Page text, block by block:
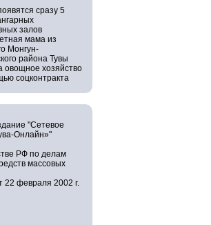
сразу 5
залов
мама из
Монгун-
района Тувы
овощное хозяйство
соцконтракта
"Сетевое
Онлайн»"
РФ по делам
массовых
февраля 2002 г.